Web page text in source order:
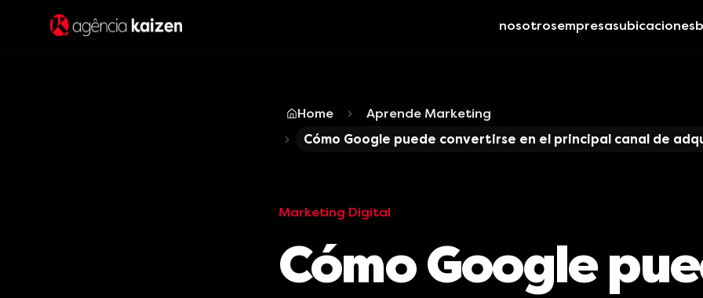
nosotrosempresasubicaciones
Home
Aprende Marketing
Cómo Google puede convertirse en el principal canal de
Marketing Digital
Cómo Google